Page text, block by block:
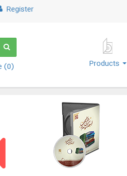
Register
(0) Products